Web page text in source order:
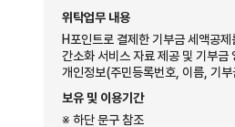
위탁업무 내용
H포인트로 결제한 기부금 세액공
간소화 서비스 자료 제공 및 기부금
개인정보(주민등록번호, 이름, 기
보유 및 이용기간
※ 하단 문구 참조